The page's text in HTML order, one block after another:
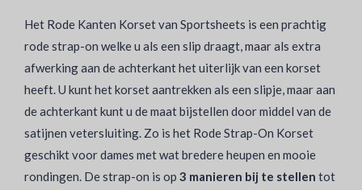
Het Rode Kanten Korset van Sportsheets is een prachtig
rode strap-on welke u als een slip draagt, maar als extra
afwerking aan de achterkant het uiterlijk van een korset
heeft. U kunt het korset aantrekken als een slipje, maar aan
de achterkant kunt u de maat bijstellen door middel van de
satijnen vetersluiting. Zo is het Rode Strap-On Korset
geschikt voor dames met wat bredere heupen en mooie
rondingen. De strap-on is op 3 manieren bij te stellen tot